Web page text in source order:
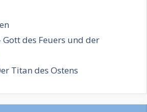
Gott des Feuers und der
Titan des Ostens